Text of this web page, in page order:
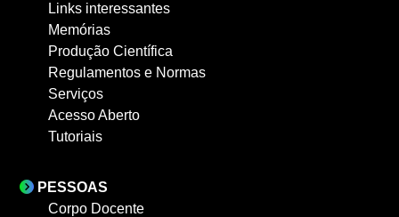
Links interessantes
Memórias
Produção Científica
Regulamentos e Normas
Serviços
Acesso Aberto
Tutoriais
PESSOAS
Corpo Docente